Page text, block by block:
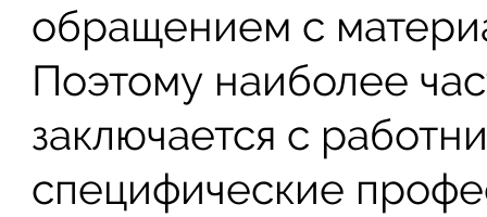
обращением с
Поэтому наиболее
заключается с
специфические